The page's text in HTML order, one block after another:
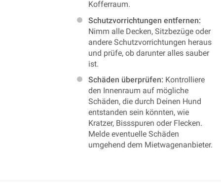
Kofferraum.
Schutzvorrichtungen entfernen:
Nimm alle Decken, Sitzbezüge oder
andere Schutzvorrichtungen heraus
und prüfe, ob darunter alles sauber
ist.
Schäden überprüfen: Kontrolliere
den Innenraum auf mögliche
Schäden, die durch Deinen Hund
entstanden sein könnten, wie
Kratzer, Bissspuren oder Flecken.
Melde eventuelle Schäden
umgehend dem Mietwagenanbieter.